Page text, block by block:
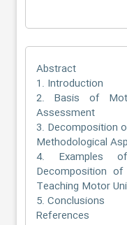
Abstract
1. Introduction
2. Basis of
Assessment
3. Decomposition
Methodological
4. Examples
Decomposition
Teaching Motor
5. Conclusions
References